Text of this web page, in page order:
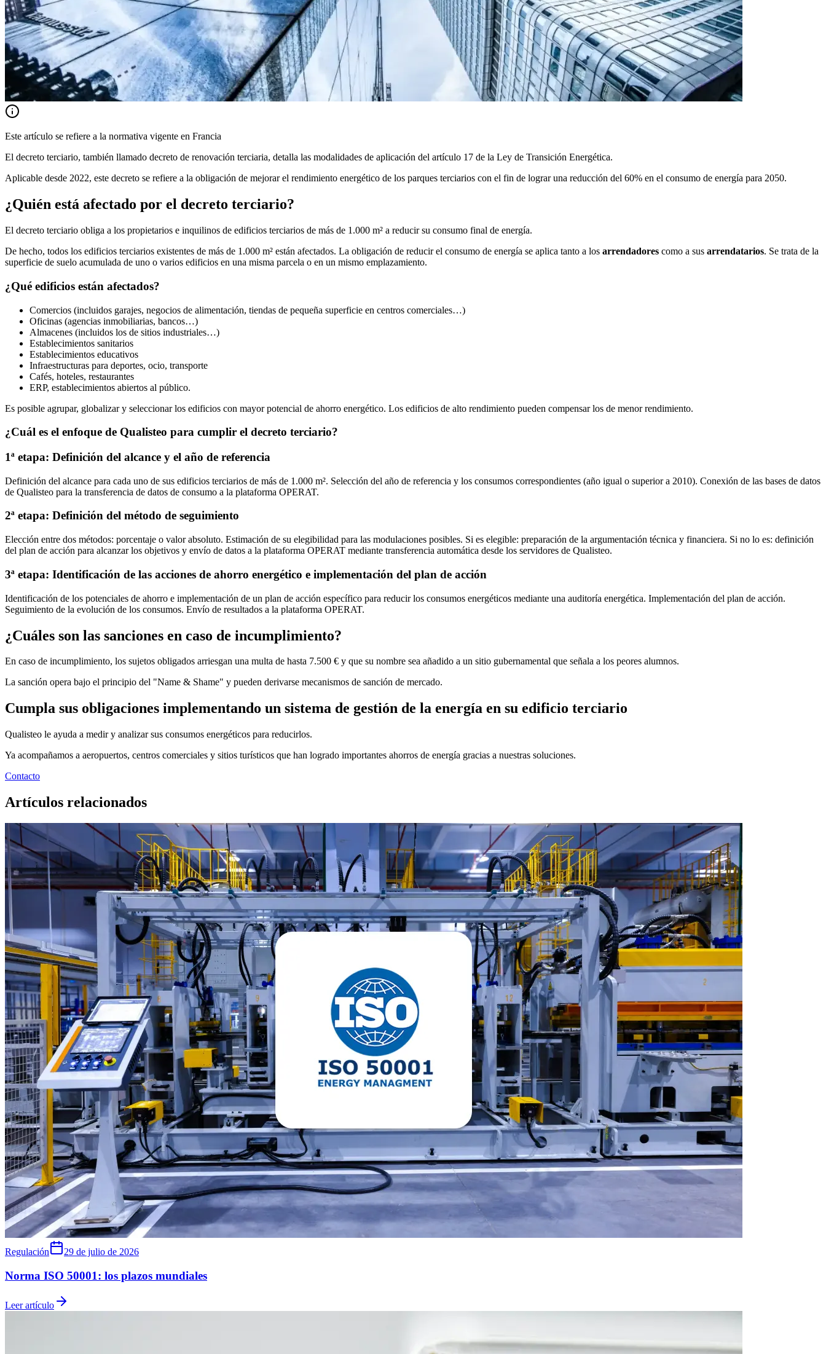
Este artículo se refiere a la normativa vigente en Francia
El decreto terciario, también llamado decreto de renovación terciaria, detalla las modalidades de aplicación del artículo 17 de la Ley de Transición Energética.
Aplicable desde 2022, este decreto se refiere a la obligación de mejorar el rendimiento energético de los parques terciarios con el fin de lograr una reducción del 60% en el consumo de energía para 2050.
¿Quién está afectado por el decreto terciario?
El decreto terciario obliga a los propietarios e inquilinos de edificios terciarios de más de 1.000 m² a reducir su consumo final de energía.
De hecho, todos los edificios terciarios existentes de más de 1.000 m² están afectados. La obligación de reducir el consumo de energía se aplica tanto a los arrendadores como a sus arrendatarios. Se trata de la
superficie de suelo acumulada de uno o varios edificios en una misma parcela o en un mismo emplazamiento.
¿Qué edificios están afectados?
Comercios (incluidos garajes, negocios de alimentación, tiendas de pequeña superficie en centros comerciales…)
Oficinas (agencias inmobiliarias, bancos…)
Almacenes (incluidos los de sitios industriales…)
Establecimientos sanitarios
Establecimientos educativos
Infraestructuras para deportes, ocio, transporte
Cafés, hoteles, restaurantes
ERP, establecimientos abiertos al público.
Es posible agrupar, globalizar y seleccionar los edificios con mayor potencial de ahorro energético. Los edificios de alto rendimiento pueden compensar los de menor rendimiento.
¿Cuál es el enfoque de Qualisteo para cumplir el decreto terciario?
1ª etapa: Definición del alcance y el año de referencia
Definición del alcance para cada uno de sus edificios terciarios de más de 1.000 m². Selección del año de referencia y los consumos correspondientes (año igual o superior a 2010). Conexión de las bases de datos
de Qualisteo para la transferencia de datos de consumo a la plataforma OPERAT.
2ª etapa: Definición del método de seguimiento
Elección entre dos métodos: porcentaje o valor absoluto. Estimación de su elegibilidad para las modulaciones posibles. Si es elegible: preparación de la argumentación técnica y financiera. Si no lo es: definición
del plan de acción para alcanzar los objetivos y envío de datos a la plataforma OPERAT mediante transferencia automática desde los servidores de Qualisteo.
3ª etapa: Identificación de las acciones de ahorro energético e implementación del plan de acción
Identificación de los potenciales de ahorro e implementación de un plan de acción específico para reducir los consumos energéticos mediante una auditoría energética. Implementación del plan de acción.
Seguimiento de la evolución de los consumos. Envío de resultados a la plataforma OPERAT.
¿Cuáles son las sanciones en caso de incumplimiento?
En caso de incumplimiento, los sujetos obligados arriesgan una multa de hasta 7.500 € y que su nombre sea añadido a un sitio gubernamental que señala a los peores alumnos.
La sanción opera bajo el principio del "Name & Shame" y pueden derivarse mecanismos de sanción de mercado.
Cumpla sus obligaciones implementando un sistema de gestión de la energía en su edificio terciario
Qualisteo le ayuda a medir y analizar sus consumos energéticos para reducirlos.
Ya acompañamos a aeropuertos, centros comerciales y sitios turísticos que han logrado importantes ahorros de energía gracias a nuestras soluciones.
Contacto
Artículos relacionados
Regulación 29 de julio de 2026
Norma ISO 50001: los plazos mundiales
Leer artículo